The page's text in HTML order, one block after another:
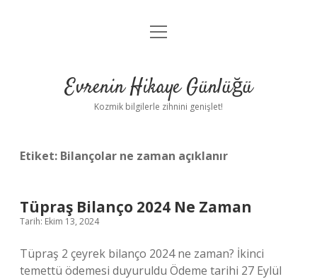
Anasayfa
Yasal Uyarı
menüyü
Evrenin Hikaye Günlüğü
Kozmik bilgilerle zihnini genişlet!
Etiket: Bilançolar ne zaman açıklanır
Tüpraş Bilanço 2024 Ne Zaman
Tarih: Ekim 13, 2024
Tüpraş 2 çeyrek bilanço 2024 ne zaman? İkinci
temettü ödemesi duyuruldu Ödeme tarihi 27 Eylül